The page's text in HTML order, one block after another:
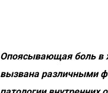
Опоясывающая боль в
вызвана различными